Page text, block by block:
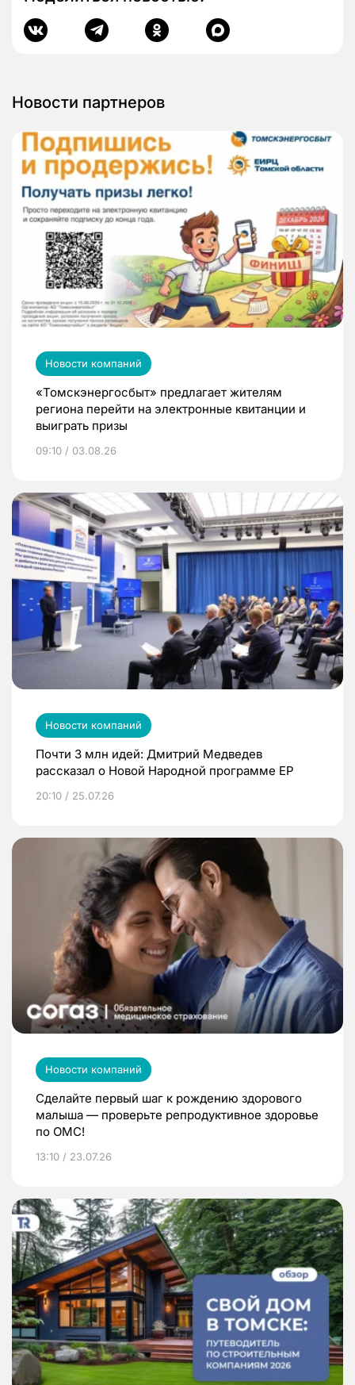
Новости партнеров
Новости компаний
«Томскэнергосбыт» предлагает жителям
региона перейти на электронные квитанции и
выиграть призы
09:10 / 03.08.26
Новости компаний
Почти 3 млн идей: Дмитрий Медведев
рассказал о Новой Народной программе ЕР
20:10 / 25.07.26
Новости компаний
Сделайте первый шаг к рождению здорового
малыша — проверьте репродуктивное здоровье
по ОМС!
13:10 / 23.07.26